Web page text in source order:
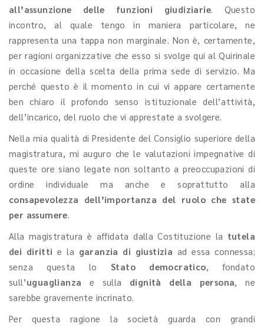
all’assunzione delle funzioni giudiziarie. Questo
incontro, al quale tengo in maniera particolare, ne
rappresenta una tappa non marginale. Non è, certamente,
per ragioni organizzative che esso si svolge qui al Quirinale
in occasione della scelta della prima sede di servizio. Ma
perché questo è il momento in cui vi appare certamente
ben chiaro il profondo senso istituzionale dell’attività,
dell’incarico, del ruolo che vi apprestate a svolgere.
Nella mia qualità di Presidente del Consiglio superiore della
magistratura, mi auguro che le valutazioni impegnative di
queste ore siano legate non soltanto a preoccupazioni di
ordine individuale ma anche e soprattutto alla
consapevolezza dell’importanza del ruolo che state
per assumere
Alla magistratura è affidata dalla Costituzione la tutela
dei diritti e la garanzia di giustizia ad essa connessa;
senza questa lo Stato democratico , fondato
sull’uguaglianza e sulla dignità della persona , ne
sarebbe gravemente incrinato.
Per questa ragione la società guarda con grandi